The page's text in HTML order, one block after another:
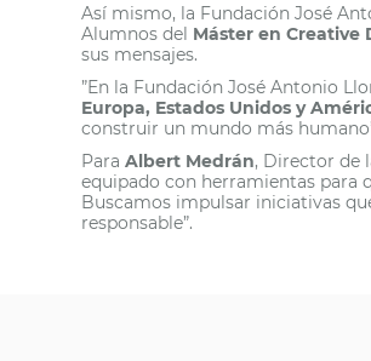
Así mismo, la Fundación José
Alumnos del Máster en
sus mensajes.
”En la Fundación José Antonio
Europa, Estados Unidos y
construir un mundo más
ParaAlbert Medrán, Director de
equipado con herramientas para
Buscamos impulsar iniciativas
responsable”.